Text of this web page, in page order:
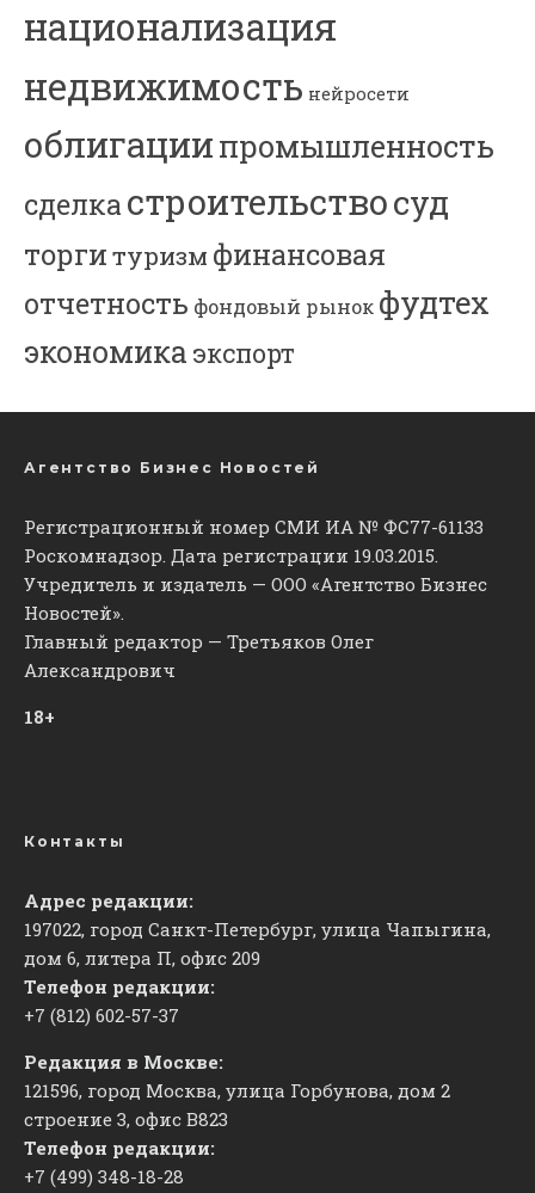
национализация
недвижимость нейросети
облигациипромышленность
сделкастроительствосуд
торгитуризм финансовая
отчетность фондовый рынок фудтех
экономика экспорт
Агентство Бизнес Новостей
Регистрационный номер СМИ ИА № ФС77-61133
Роскомнадзор. Дата регистрации 19.03.2015.
Учредитель и издатель — ООО «Агентство Бизнес
Новостей».
Главный редактор — Третьяков Олег
Александрович
18+
Контакты
Адрес редакции:
197022, город Санкт-Петербург, улица Чапыгина,
дом 6, литера П, офис 209
Телефон редакции:
+7 (812) 602-57-37
Редакция в Москве:
121596, город Москва, улица Горбунова, дом 2
строение 3, офис ​В823
Телефон редакции:
+7 (499) 348-18-28